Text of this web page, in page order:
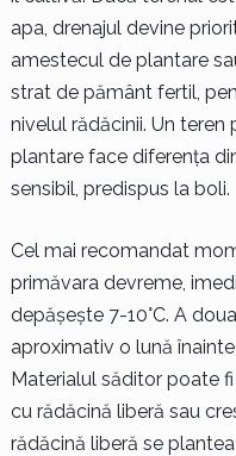
apa, drenajul devine
amestecul de plantare
strat de pământ fertil,
nivelul rădăcinii. Un
plantare face diferența
sensibil, predispus la boli.
Cel mai recomandat
primăvara devreme,
depășește 7-10°C. A
aproximativ o lună
Materialul săditor poate
cu rădăcină liberă sau
rădăcină liberă se